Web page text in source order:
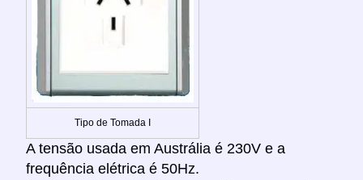
Tipo de Tomada I
A tensão usada em Austrália é 230V e a
frequência elétrica é 50Hz.